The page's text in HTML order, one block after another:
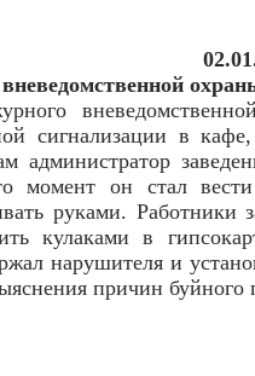
сигнализации в
администратор
момент он стал вести
руками.
кулаками в
нарушителя и
причин